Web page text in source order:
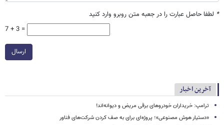
* لطفا حاصل عبارت را در جعبه متن روبرو وارد کنید
7 + 3 =
ارسال
آخرین اخبار
ترامپ: خریداران خودروهای برقی مریض و دیوانه‌اند!
«دستیار هوش مصنوعی»؛ پروژه‌ای برای به صف کردن شرکت‌های فناور